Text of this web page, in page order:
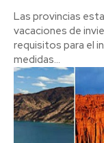
Las provincias
vacaciones de
requisitos para el
medidas...